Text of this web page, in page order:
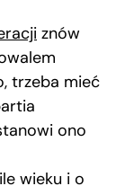
znów
trzeba mieć
ono
wieku i o